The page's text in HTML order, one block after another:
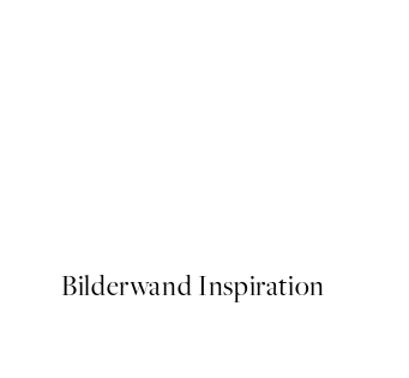
Bilderwand Inspiration